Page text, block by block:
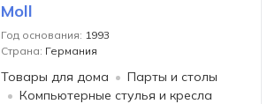
Moll
Год основания: 1993
Страна: Германия
Товары для дома
Парты и столы
Компьютерные стулья и кресла